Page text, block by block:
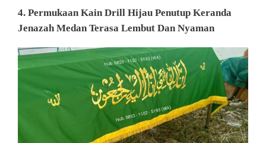
4. Permukaan Kain Drill Hijau Penutup Keranda
Jenazah Medan Terasa Lembut Dan Nyaman